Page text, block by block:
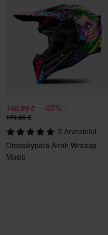
140,99 € -22%
179,99 €
2 Arvostelut
Crossikypärä Airoh Wraaap
Music